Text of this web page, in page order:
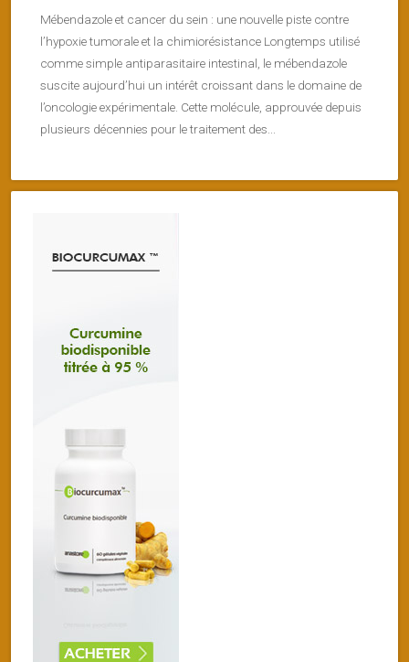
Mébendazole et cancer du sein : une nouvelle piste contre
l’hypoxie tumorale et la chimiorésistance Longtemps utilisé
comme simple antiparasitaire intestinal, le mébendazole
suscite aujourd’hui un intérêt croissant dans le domaine de
l’oncologie expérimentale. Cette molécule, approuvée depuis
plusieurs décennies pour le traitement des...